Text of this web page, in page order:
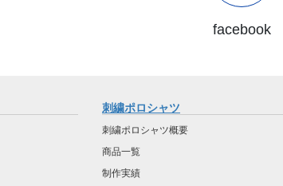
facebook
刺繍ポロシャツ
刺繍ポロシャツ概要
商品一覧
制作実績